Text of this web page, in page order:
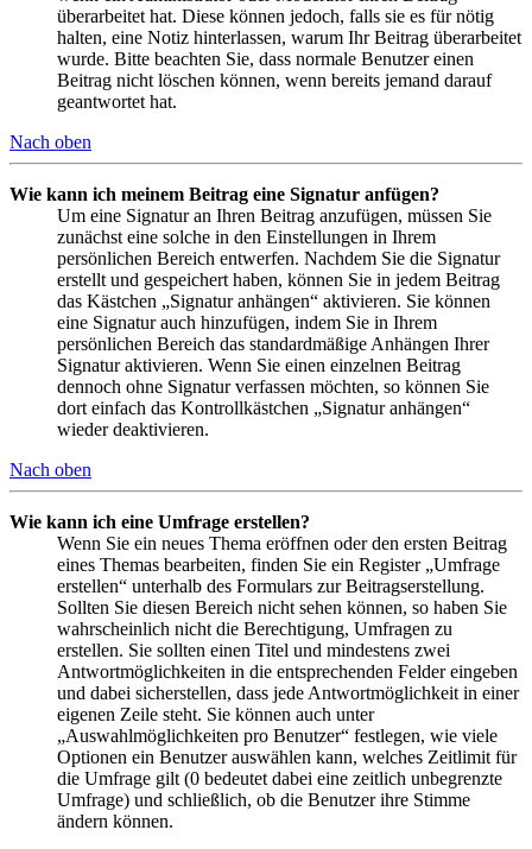
überarbeitet hat. Diese können jedoch, falls sie es für nötig
halten, eine Notiz hinterlassen, warum Ihr Beitrag überarbeitet
wurde. Bitte beachten Sie, dass normale Benutzer einen
Beitrag nicht löschen können, wenn bereits jemand darauf
geantwortet hat.
Nach oben
Wie kann ich meinem Beitrag eine Signatur anfügen?
Um eine Signatur an Ihren Beitrag anzufügen, müssen Sie
zunächst eine solche in den Einstellungen in Ihrem
persönlichen Bereich entwerfen. Nachdem Sie die Signatur
erstellt und gespeichert haben, können Sie in jedem Beitrag
das Kästchen „Signatur anhängen“ aktivieren. Sie können
eine Signatur auch hinzufügen, indem Sie in Ihrem
persönlichen Bereich das standardmäßige Anhängen Ihrer
Signatur aktivieren. Wenn Sie einen einzelnen Beitrag
dennoch ohne Signatur verfassen möchten, so können Sie
dort einfach das Kontrollkästchen „Signatur anhängen“
wieder deaktivieren.
Nach oben
Wie kann ich eine Umfrage erstellen?
Wenn Sie ein neues Thema eröffnen oder den ersten Beitrag
eines Themas bearbeiten, finden Sie ein Register „Umfrage
erstellen“ unterhalb des Formulars zur Beitragserstellung.
Sollten Sie diesen Bereich nicht sehen können, so haben Sie
wahrscheinlich nicht die Berechtigung, Umfragen zu
erstellen. Sie sollten einen Titel und mindestens zwei
Antwortmöglichkeiten in die entsprechenden Felder eingeben
und dabei sicherstellen, dass jede Antwortmöglichkeit in einer
eigenen Zeile steht. Sie können auch unter
„Auswahlmöglichkeiten pro Benutzer“ festlegen, wie viele
Optionen ein Benutzer auswählen kann, welches Zeitlimit für
die Umfrage gilt (0 bedeutet dabei eine zeitlich unbegrenzte
Umfrage) und schließlich, ob die Benutzer ihre Stimme
ändern können.